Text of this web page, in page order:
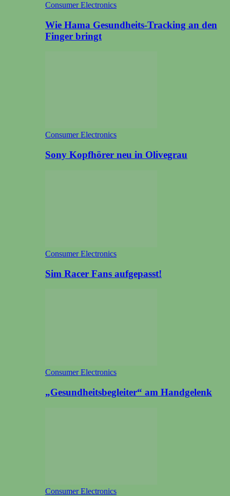
Consumer Electronics
Wie Hama Gesundheits-Tracking an den
Finger bringt
Consumer Electronics
Sony Kopfhörer neu in Olivegrau
Consumer Electronics
Sim Racer Fans aufgepasst!
Consumer Electronics
„Gesundheitsbegleiter“ am Handgelenk
Consumer Electronics